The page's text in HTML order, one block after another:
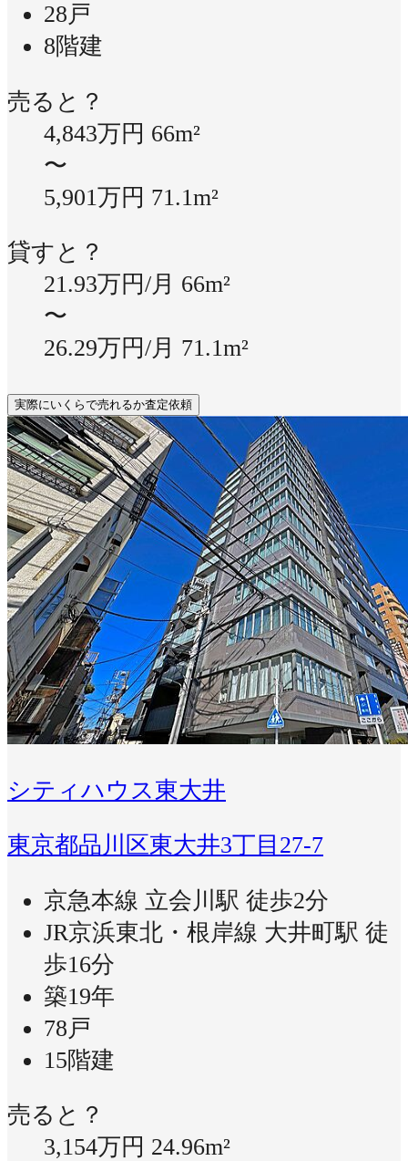
28戸
8階建
売ると？
4,843万円 66m²
〜
5,901万円 71.1m²
貸すと？
21.93万円/月 66m²
〜
26.29万円/月 71.1m²
実際にいくらで売れるか査定依頼
シティハウス東大井
東京都品川区東大井3丁目27-7
京急本線 立会川駅 徒歩2分
JR京浜東北・根岸線 大井町駅 徒
歩16分
築19年
78戸
15階建
売ると？
3,154万円 24.96m²